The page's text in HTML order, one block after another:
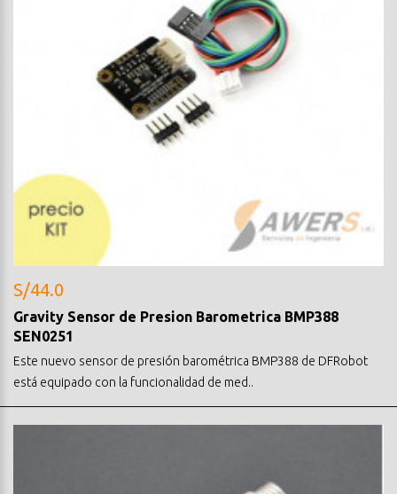
S/44.0
Gravity Sensor de Presion Barometrica BMP388
SEN0251
Este nuevo sensor de presión barométrica BMP388 de DFRobot
está equipado con la funcionalidad de med..